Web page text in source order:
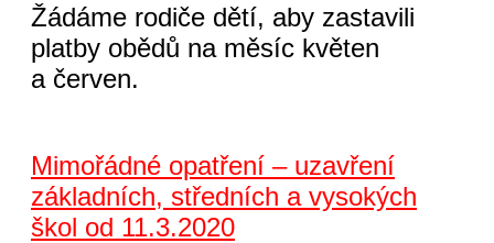
Žádáme rodiče dětí, aby zastavili
platby obědů na měsíc květen
a červen.
Mimořádné opatření – uzavření
základních, středních a vysokých
škol od 11.3.2020